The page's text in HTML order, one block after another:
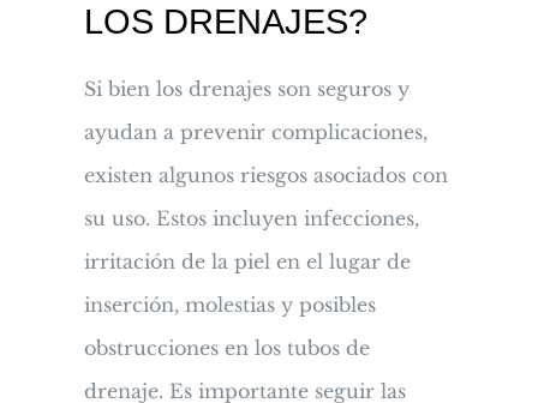
LOS DRENAJES?
Si bien los drenajes son seguros y
ayudan a prevenir complicaciones,
existen algunos riesgos asociados con
su uso. Estos incluyen infecciones,
irritación de la piel en el lugar de
inserción, molestias y posibles
obstrucciones en los tubos de
drenaje. Es importante seguir las